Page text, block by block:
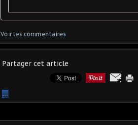
Voir les commentaires
Partager cet article
…